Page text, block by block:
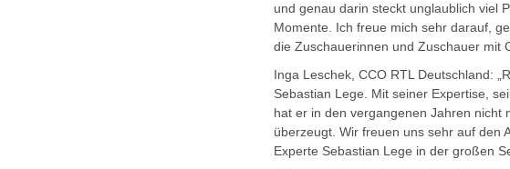
und genau darin steckt unglaublich viel
Momente. Ich freue mich sehr darauf,
die Zuschauerinnen und Zuschauer mit
Inga Leschek, CCO RTL Deutschland:
Sebastian Lege. Mit seiner Expertise,
hat er in den vergangenen Jahren nicht
überzeugt. Wir freuen uns sehr auf den
Experte Sebastian Lege in der großen